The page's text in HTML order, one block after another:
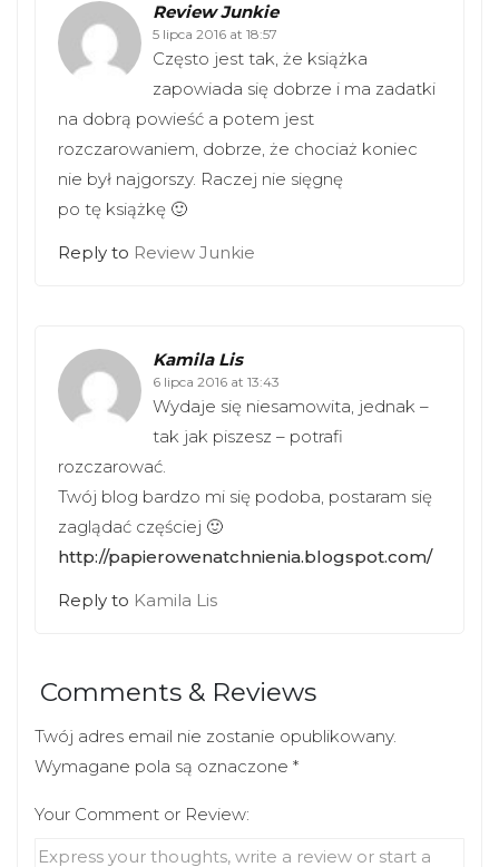
Review Junkie
5 lipca 2016 at 18:57
Często jest tak, że książka
zapowiada się dobrze i ma zadatki
na dobrą powieść a potem jest
rozczarowaniem, dobrze, że chociaż koniec
nie był najgorszy. Raczej nie sięgnę
po tę książkę 🙂
Reply to Review Junkie
Kamila Lis
6 lipca 2016 at 13:43
Wydaje się niesamowita, jednak –
tak jak piszesz – potrafi
rozczarować.
Twój blog bardzo mi się podoba, postaram się
zaglądać częściej 🙂
http://papierowenatchnienia.blogspot.com/
Reply to Kamila Lis
Comments & Reviews
Twój adres email nie zostanie opublikowany.
Wymagane pola są oznaczone *
Your Comment or Review: